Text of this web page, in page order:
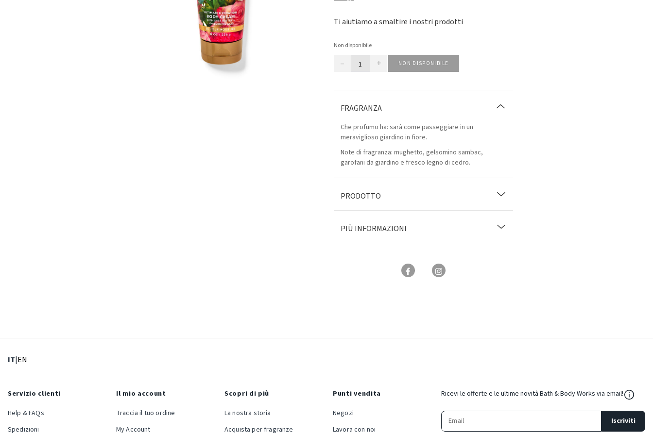
Ti aiutiamo a smaltire i nostri prodotti
Non disponibile
– + NON DISPONIBILE
FRAGRANZA
Che profumo ha: sarà come passeggiare in un
meraviglioso giardino in fiore.
Note di fragranza: mughetto, gelsomino sambac,
garofani da giardino e fresco legno di cedro.
PRODOTTO
PIÙ INFORMAZIONI
IT: Lingua corrente
|EN
Servizio clienti
Help & FAQs
Spedizioni
Il mio account
Traccia il tuo ordine
My Account
Scopri di più
La nostra storia
Acquista per fragranze
Punti vendita
Negozi
Lavora con noi
Ricevi le offerte e le ultime novità Bath & Body Works via email!
Iscriviti